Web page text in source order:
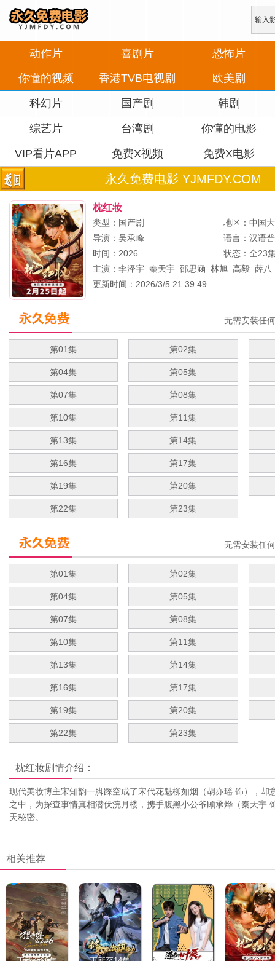
动作片 喜剧片
恐怖片
你懂的视频
香港TVB电视剧 欧美剧
科幻片 国产剧 韩剧
综艺片 台湾剧 你懂的电影
VIP看片APP 免费X视频 免费X电影
永久免费电影 YJMFDY.COM
枕红妆
类型：国产剧
地区：中国
导演： 吴承峰
语言：汉语
时间：2026
状态：全23
主演： 李泽宇 秦天宇 邵思涵 林旭 高毅 薛八
更新时间：2026/3/5 21:39:49
无需安装任
第01集 第02集
第04集 第05集
第07集 第08集
第10集 第11集
第13集 第14集
第16集 第17集
第19集 第20集
第22集 第23集
无需安装任
第01集 第02集
第04集 第05集
第07集 第08集
第10集 第11集
第13集 第14集
第16集 第17集
第19集 第20集
第22集 第23集
枕红妆剧情介绍：
现代美妆博主宋知韵一脚踩空成了宋代花魁柳如烟（胡亦瑶 饰），却
之中，为探查事情真相潜伏浣月楼，携手腹黑小公爷顾承烨（秦天宇
天秘密。
相关推荐